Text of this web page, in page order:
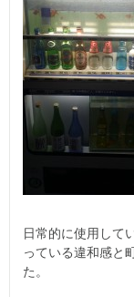
日常的に使用して
っている違和感と
た。